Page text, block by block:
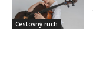
Cestovný ruch